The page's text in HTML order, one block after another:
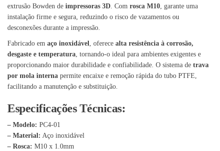
extrusão Bowden de impressoras 3D. Com rosca M10, garante uma
instalação firme e segura, reduzindo o risco de vazamentos ou
desconexões durante a impressão.
Fabricado em aço inoxidável, oferece alta resistência à corrosão,
desgaste e temperatura, tornando-o ideal para ambientes exigentes e
proporcionando maior durabilidade e confiabilidade. O sistema de trava
por mola interna permite encaixe e remoção rápida do tubo PTFE,
facilitando a manutenção e substituição.
Especificações Técnicas:
– Modelo: PC4-01
– Material: Aço inoxidável
– Rosca: M10 x 1.0mm